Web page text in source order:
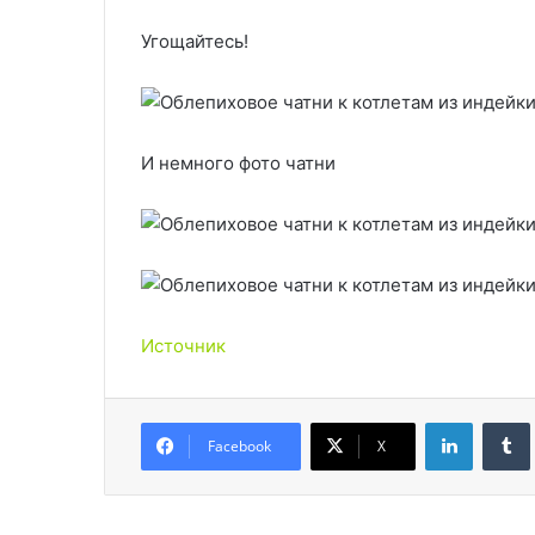
Угощайтесь!
И немного фото чатни
Источник
Facebook X
LinkedIn